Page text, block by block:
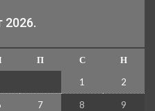
2026.
П С
Н
1
2
7 8 9